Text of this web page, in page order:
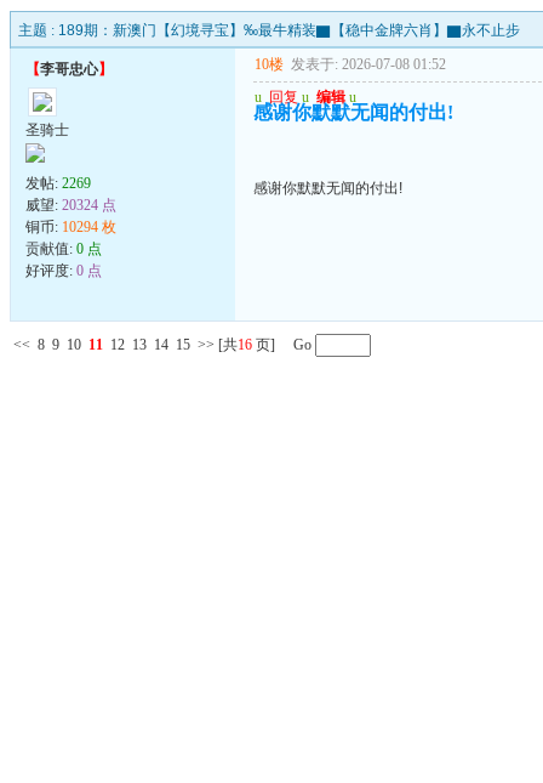
主题 : 189期：新澳门【幻境寻宝】‰最牛精装▇【稳中金牌六肖】▇永不止步
【李哥忠心】
圣骑士
发帖: 2269
威望: 20324 点
铜币: 10294 枚
贡献值: 0 点
好评度: 0 点
10楼 发表于: 2026-07-08 01:52
u 回复 u 编辑 u
感谢你默默无闻的付出!
感谢你默默无闻的付出!
<< 8 9 10 11 12 13 14 15 >> [共16 页] Go